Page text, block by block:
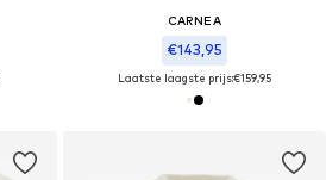
CARNEA
€143,95
Laatste laagste prijs:€159,95